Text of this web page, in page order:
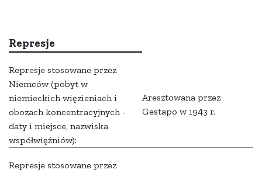
Represje
Represje stosowane przez
Niemców (pobyt w
niemieckich więzieniach i
obozach koncentracyjnych -
daty i miejsce, nazwiska
współwięźniów):
Aresztowana przez
Gestapo w 1943 r.
Represje stosowane przez